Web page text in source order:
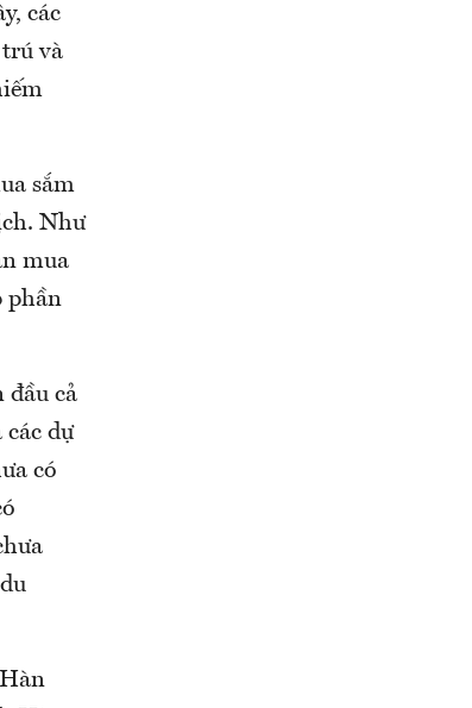
các
và
sắm
Như
mua
phần
cả
dự
có